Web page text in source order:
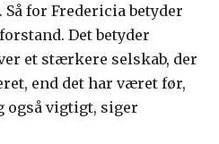
for Fredericia betyder
Det betyder
et stærkere selskab, der
end det har været før,
også vigtigt, siger